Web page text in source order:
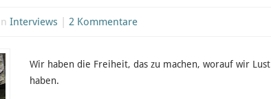
Interviews 2 Kommentare
Wir haben die Freiheit, das zu machen, worauf wir Lust
haben.